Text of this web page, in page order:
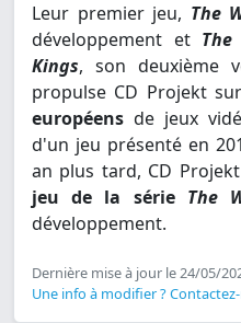
Leur premier jeu, The
développement et
Kings, son deuxième
propulse CD Projekt sur
européens de jeux
d'un jeu présenté en
an plus tard, CD
jeu de la série The
développement.
Dernière mise à jour le 24/05/
Une info à modifier ?